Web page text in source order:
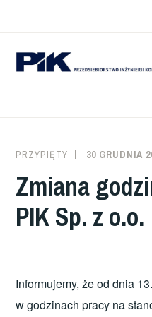
PRZYPIĘTY 30 GRUDNIA
Zmiana
PIK Sp. z o.o.
Informujemy, że od dnia
w godzinach pracy na